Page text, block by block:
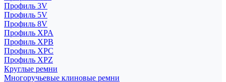
Профиль 3V
Профиль 5V
Профиль 8V
Профиль XPA
Профиль XPB
Профиль XPC
Профиль XPZ
Круглые ремни
Многоручьевые клиновые ремни